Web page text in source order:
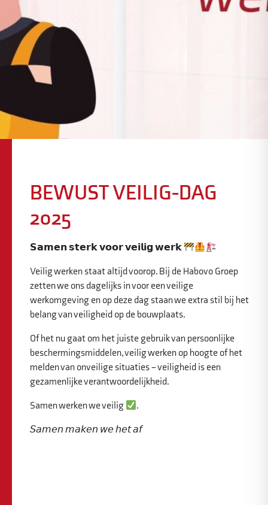
BEWUST VEILIG-DAG
2025
𝗦𝗮𝗺𝗲𝗻 𝘀𝘁𝗲𝗿𝗸 𝘃𝗼𝗼𝗿 𝘃𝗲𝗶𝗹𝗶𝗴 𝘄𝗲𝗿𝗸
Veilig werken staat altijd voorop. Bij de Habovo Groep
zetten we ons dagelijks in voor een veilige
werkomgeving en op deze dag staan we extra stil bij het
belang van veiligheid op de bouwplaats.
Of het nu gaat om het juiste gebruik van persoonlijke
beschermingsmiddelen, veilig werken op hoogte of het
melden van onveilige situaties – veiligheid is een
gezamenlijke verantwoordelijkheid.
Samen werken we veilig .
𝘚𝘢𝘮𝘦𝘯 𝘮𝘢𝘬𝘦𝘯 𝘸𝘦 𝘩𝘦𝘵 𝘢𝘧